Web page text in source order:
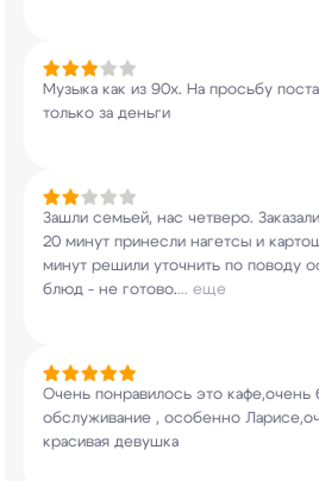
Музыка как из 90х. На просьбу
только за деньги
Зашли семьей, нас четверо.
20 минут принесли нагетсы и
минут решили уточнить по поводу
блюд - не готово.... еще
Очень понравилось это кафе,очень
обслуживание , особенно
красивая девушка